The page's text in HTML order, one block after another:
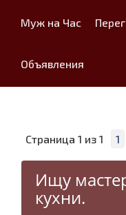
Муж на Час
Объявления
Страница 1 из 1 1
Ищу
кухни.